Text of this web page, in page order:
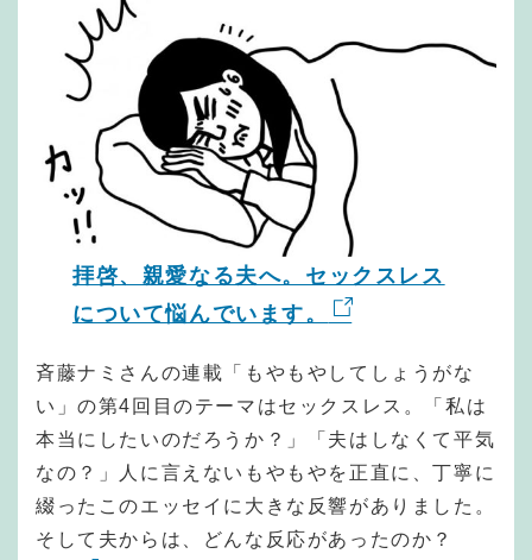
拝啓、親愛なる夫へ。セックスレス
について悩んでいます。
斉藤ナミさんの連載「もやもやしてしょうがな
い」の第4回目のテーマはセックスレス。「私は
本当にしたいのだろうか？」「夫はしなくて平気
なの？」人に言えないもやもやを正直に、丁寧に
綴ったこのエッセイに大きな反響がありました。
そして夫からは、どんな反応があったのか？